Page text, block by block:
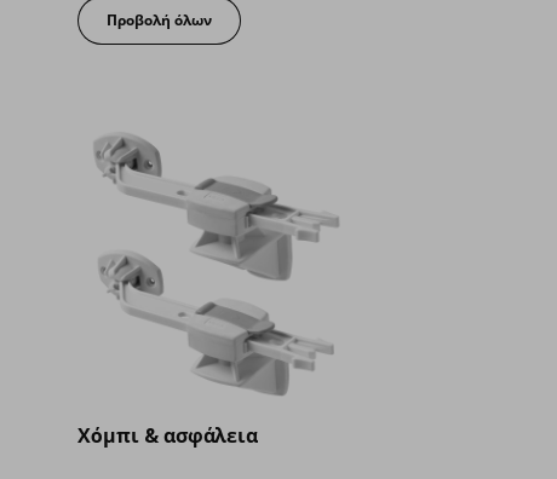
Προβολή όλων
Χόμπι & ασφάλεια